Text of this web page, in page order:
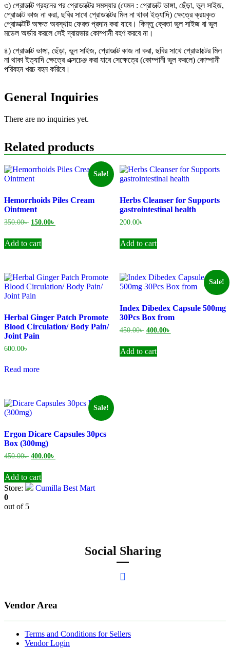
৩) প্রোডাক্ট গ্রহনের পর প্রোডাক্টের সমস্যার (যেমন : প্রোডাক্ট ভাঙ্গা, ছেঁড়া, ভুল সাইজ,
প্রোডাক্ট কাজ না করা, ছবির সাথে প্রোডাক্টের মিল না থাকা ইত্যাদি) ক্ষেত্রে ক্রয়কৃত
প্রোডাক্টটি অক্ষত অবস্থায় ফেরত প্রদান করা যাবে। কিন্তু ক্রেতা ভুল সাইজ বা ভুল
মডেল অর্ডার করলে সেই দ্বায়ভার কোম্পানী বহণ করবে না।
৪) প্রোডাক্ট ভাঙ্গা, ছেঁড়া, ভুল সাইজ, প্রোডাক্ট কাজ না করা, ছবির সাথে প্রোডাক্টের মিল
না থাকা ইত্যাদি ক্ষেত্রে এক্সচেঞ্জ করা যাবে সেক্ষেত্রে (কোম্পানী ভুল করলে) কোম্পানী
পরিবহন খরচ বহন করিবে।
General Inquiries
There are no inquiries yet.
Related products
Sale!
Hemorrhoids Piles Cream
Ointment
350.00৳ Original
was:
350.00৳ .
150.00৳
Add to cart
Herbs Cleanser for Supports
gastrointestinal health
200.00৳
Add to cart
Herbal Ginger Patch Promote
Blood Circulation/ Body Pain/
Joint Pain
600.00৳
Read more
Sale!
Index Dibedex Capsule 500mg
30Pcs Box from
450.00৳ Original
was:
450.00৳ .
400.00৳
Add to cart
Sale!
Ergon Dicare Capsules 30pcs
Box (300mg)
450.00৳ Original
was:
450.00৳ .
400.00৳
Add to cart
Store:
Cumilla Best Mart
0
out of 5
Social Sharing
Vendor Area
Terms and Conditions for Sellers
Vendor Login